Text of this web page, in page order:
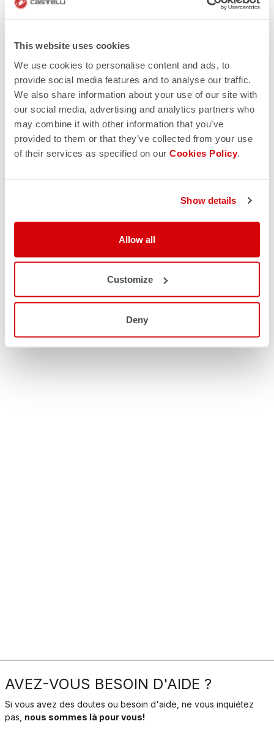
This website uses cookies
We use cookies to personalise content and ads, to
provide social media features and to analyse our traffic.
We also share information about your use of our site with
our social media, advertising and analytics partners who
may combine it with other information that you’ve
provided to them or that they’ve collected from your use
of their services as specified on our Cookies Policy.
Show details
Allow all
Customize
Deny
AVEZ-VOUS BESOIN D'AIDE ?
Si vous avez des doutes ou besoin d'aide, ne vous inquiétez
pas, nous sommes là pour vous!